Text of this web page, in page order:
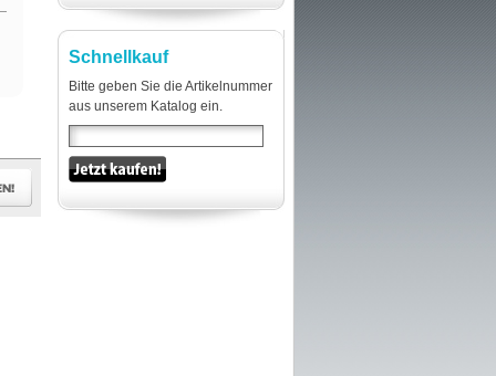
Schnellkauf
Bitte geben Sie die Artikelnummer
aus unserem Katalog ein.